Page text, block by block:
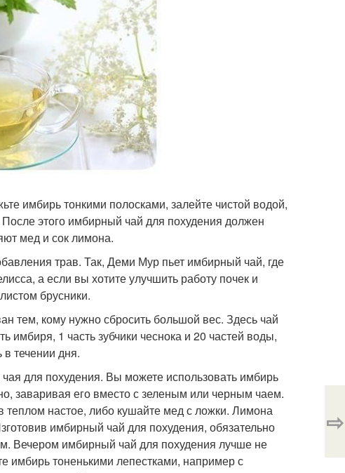
имбирь тонкими полосками, залейте чистой водой,
этого имбирный чай для похудения должен
мед и сок лимона.
трав. Так, Деми Мур пьет имбирный чай, где
а если вы хотите улучшить работу почек и
брусники.
тем, кому нужно сбросить большой вес. Здесь чай
имбиря, 1 часть зубчики чеснока и 20 частей воды,
в течении дня.
для похудения. Вы можете использовать имбирь
заваривая его вместо с зеленым или черным чаем.
теплом настое, либо кушайте мед с ложки. Лимона
имбирный чай для похудения, обязательно
Вечером имбирный чай для похудения лучше не
имбирь тоненькими лепестками, например с
⇨